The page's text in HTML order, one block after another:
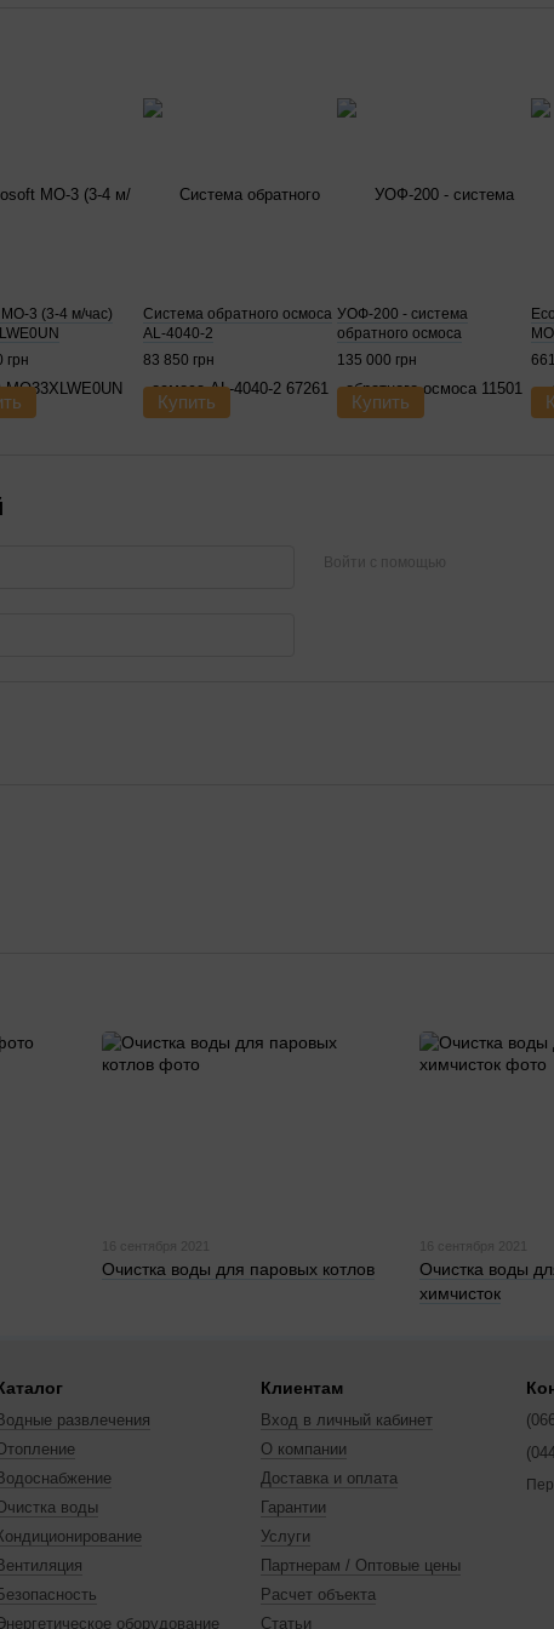
3 (3-4 м/час)
грн
Система обратного осмоса
AL-4040-2
83 850 грн
Купить
УОФ-200 - система
обратного осмоса
135 000 грн
Купить
Войти с помощью
16 сентября 2021
Очистка воды для паровых котлов
16 сентября 2021
Очистка воды
химчисток
развлечения
воды
оборудование
Клиентам
Вход в личный кабинет
О компании
Доставка и оплата
Гарантии
Услуги
Партнерам / Оптовые цены
Расчет объекта
Статьи